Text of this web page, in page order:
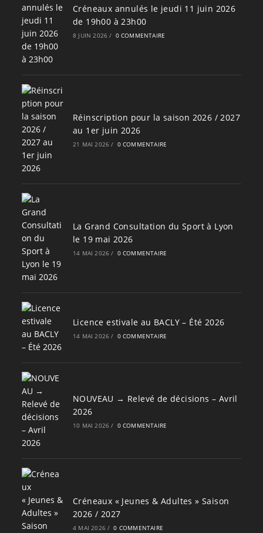
Créneaux annulés le jeudi 11 juin 2026
de 19h00 à 23h00
8 JUIN 2026 / 0 COMMENTAIRE
Réinscription pour la saison 2026 / 2027
au 1er juin 2026
21 MAI 2026 / 0 COMMENTAIRE
La Grand Consultation du Sport à Lyon
le 19 mai 2026
14 MAI 2026 / 0 COMMENTAIRE
Licence estivale au BACLY – Été 2026
14 MAI 2026 / 0 COMMENTAIRE
NOUVEAU → Relevé de décisions – Avril
2026
10 MAI 2026 / 0 COMMENTAIRE
Créneaux « Jeunes & Adultes » Saison
2026 / 2027
4 MAI 2026 / 0 COMMENTAIRE